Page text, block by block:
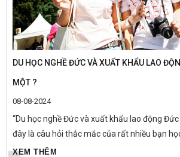
DU HỌC NGHỀ ĐỨC VÀ XUẤT KHẨU LAO
MỘT ?
08-08-2024
“Du học nghề Đức và xuất khẩu lao động Đức
đây là câu hỏi thắc mắc của rất nhiều bạn
khi mới tìm hiểu về chương trình du học nghề
XEM THÊM